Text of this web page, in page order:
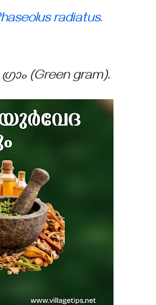
radiatus.
(Green gram).